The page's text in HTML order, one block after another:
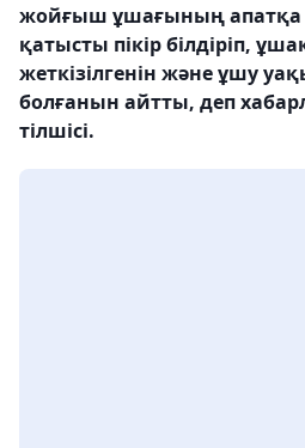
жойғыш ұшағының
қатысты пікір білдіріп,
жеткізілгенін және ұшу
болғанын айтты, деп
тілшісі.